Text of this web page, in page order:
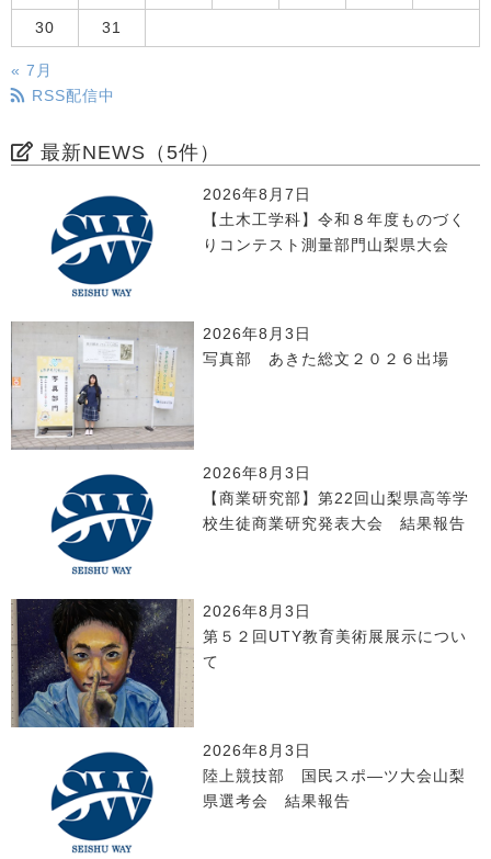
30 31
« 7月
RSS配信中
最新NEWS（5件）
2026年8月7日
【土木工学科】令和８年度ものづく
りコンテスト測量部門山梨県大会
2026年8月3日
写真部 あきた総文２０２６出場
2026年8月3日
【商業研究部】第22回山梨県高等学
校生徒商業研究発表大会 結果報告
2026年8月3日
第５２回UTY教育美術展展示につい
て
2026年8月3日
陸上競技部 国民スポ―ツ大会山梨
県選考会 結果報告